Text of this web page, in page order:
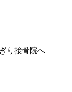
り接骨院へ